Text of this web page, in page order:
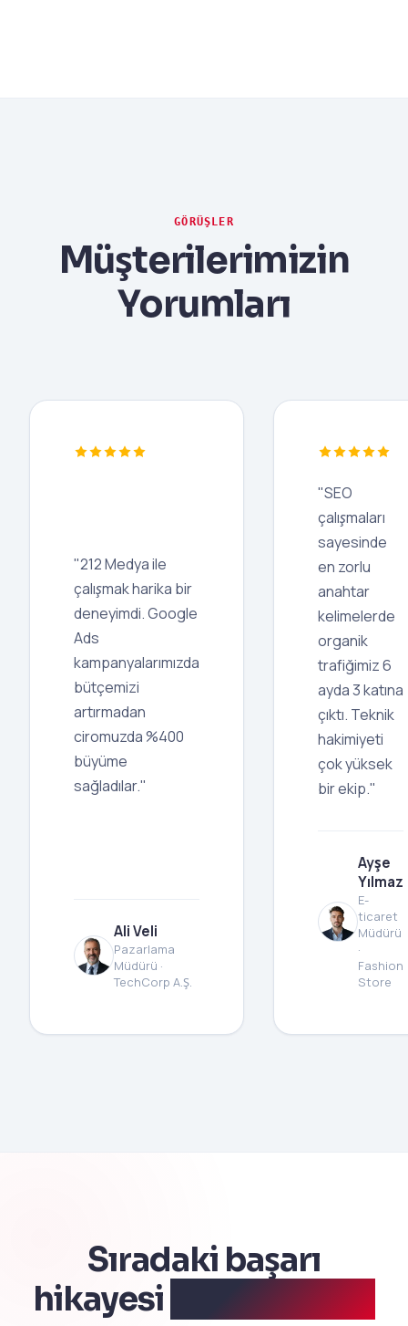
GÖRÜŞLER
Müşterilerimizin
Yorumları
"212 Medya ile
çalışmak harika bir
deneyimdi. Google
Ads
kampanyalarımızda
bütçemizi
artırmadan
ciromuzda %400
büyüme
sağladılar."
Ali Veli
Pazarlama
Müdürü ·
TechCorp A.Ş.
"SEO
çalışmaları
sayesinde
en zorlu
anahtar
kelimelerde
organik
trafiğimiz 6
ayda 3 katına
çıktı. Teknik
hakimiyeti
çok yüksek
bir ekip."
Ayşe
Yılmaz
E-
ticaret
Müdürü
·
Fashion
Store
Sıradaki başarı
hikayesi
sizinki olsun.